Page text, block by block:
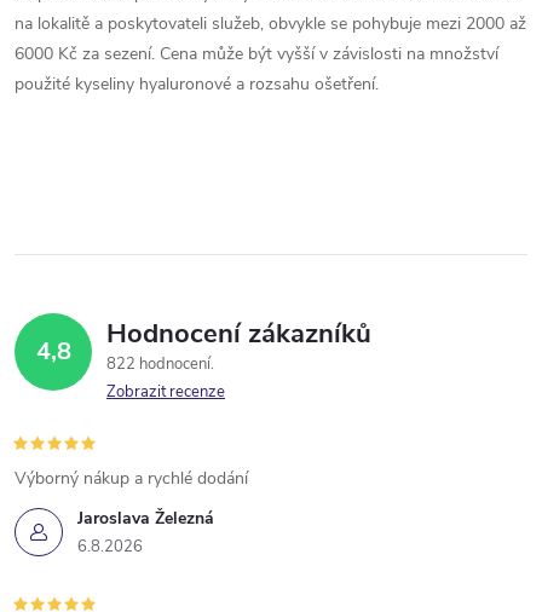
na lokalitě a poskytovateli služeb, obvykle se pohybuje mezi 2000 až
6000 Kč za sezení. Cena může být vyšší v závislosti na množství
použité kyseliny hyaluronové a rozsahu ošetření.
4,8 Hodnocení zákazníků
822 hodnocení
Zobrazit recenze
Jaroslava Železná
6.8.2026
Výborný nákup a rychlé dodání